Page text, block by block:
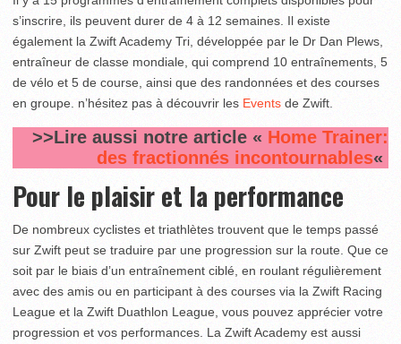
s’inscrire, ils peuvent durer de 4 à 12 semaines. Il existe
également la Zwift Academy Tri, développée par le Dr Dan Plews,
entraîneur de classe mondiale, qui comprend 10 entraînements, 5
de vélo et 5 de course, ainsi que des randonnées et des courses
en groupe. n’hésitez pas à découvrir les Events de Zwift.
>>Lire aussi notre article « Home Trainer:
des fractionnés incontournables«
Pour le plaisir et la performance
De nombreux cyclistes et triathlètes trouvent que le temps passé
sur Zwift peut se traduire par une progression sur la route. Que ce
soit par le biais d’un entraînement ciblé, en roulant régulièrement
avec des amis ou en participant à des courses via la Zwift Racing
League et la Zwift Duathlon League, vous pouvez apprécier votre
progression et vos performances. La Zwift Academy est aussi